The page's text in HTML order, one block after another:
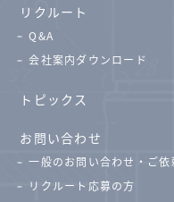
リクルート
Q&A
会社案内ダウンロード
トピックス
お問い合わせ
一般のお問い合わせ・ご依
リクルート応募の方